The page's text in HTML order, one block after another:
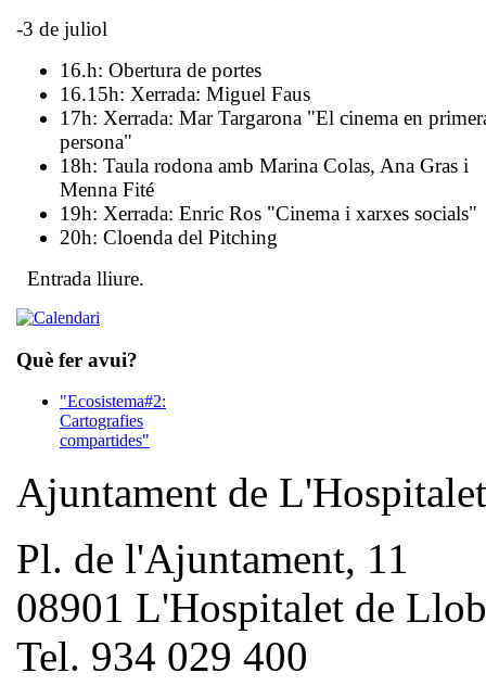
-3 de juliol
16.h: Obertura de portes
16.15h: Xerrada: Miguel Faus
17h: Xerrada: Mar Targarona "El cinema en
persona"
18h: Taula rodona amb Marina Colas, Ana Gras i
Menna Fité
19h: Xerrada: Enric Ros "Cinema i xarxes socials"
20h: Cloenda del Pitching
Entrada lliure.
Què fer avui?
"Ecosistema#2:
Cartografies
compartides"
Ajuntament de L'Hospitalet
Pl. de l'Ajuntament, 11
08901 L'Hospitalet de
Tel. 934 029 400